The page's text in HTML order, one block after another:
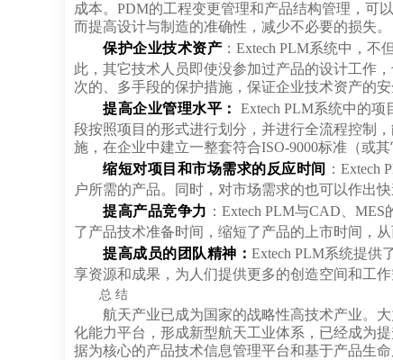
成本。PDM的工程变更管理和产品结构管理，可
而提高设计与制造的准确性，减少不必要的损失。
保护企业技术资产 ：Extech PLM系统中，
此，其它技术人员即使没参加过产品的设计工作
次的、多手段的保护措施，保证企业技术资产的安
提高企业管理水平：
Extech PLM系统中的
段按照项目的形式进行划分，并进行全流程控制
施，在企业中建立一整套符合ISO-9000标准（或
缩短对项目和市场需求的反应时间 ：
户所需的产品。同时，对市场需求的也可以作出快
提高产品竞争力 ：Extech PLM与CAD、
了产品技术准备时间，缩短了产品的上市时间，
提高成员的团队精神： Extech PLM系统提供
享资源和成果，为人们提供更多的创造空间和工作
总 结
航天产业已成为国家的战略性高技术产业。
化能力平台，形成新型航天工业体系，已经成为
据为核心的产品技术信息管理平台和基于产品生